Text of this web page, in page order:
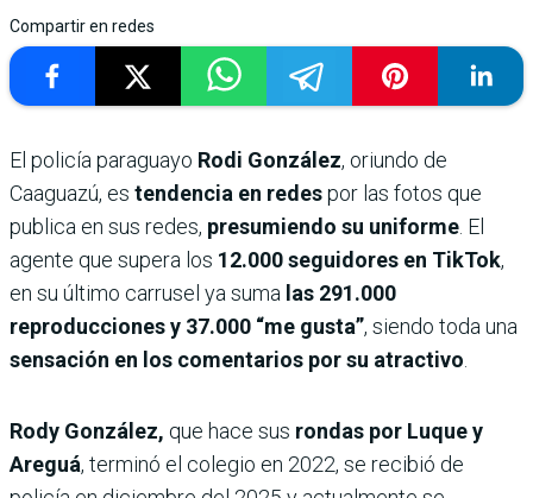
Compartir en redes
El policía paraguayo Rodi González, oriundo de
Caaguazú, es tendencia en redespor las fotos que
publica en sus redes, presumiendo su uniforme . El
agente que supera los 12.000 seguidores en TikTok,
en su último carrusel ya suma las 291.000
reproducciones y 37.000 “me gusta”, siendo toda una
sensación en los comentarios por su atractivo
Rody González, que hace sus rondas por Luque y
Areguá, terminó el colegio en 2022, se recibió de